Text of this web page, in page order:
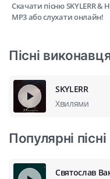
Скачати пісню SKYLERR &
MP3 або слухати онлайн!
Пісні
SKYLERR
Хвилями
Популярні пісні
Святослав